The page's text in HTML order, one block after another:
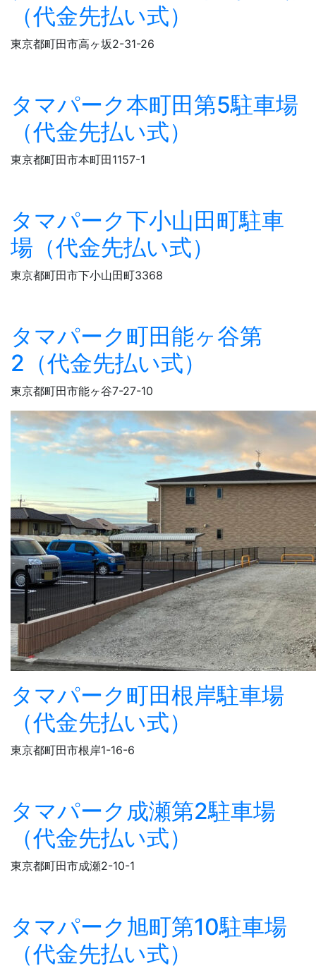
（代金先払い式）
東京都町田市高ヶ坂2-31-26
タマパーク本町田第5駐車場
（代金先払い式）
東京都町田市本町田1157-1
タマパーク下小山田町駐車
場（代金先払い式）
東京都町田市下小山田町3368
タマパーク町田能ヶ谷第
2（代金先払い式）
東京都町田市能ヶ谷7-27-10
タマパーク町田根岸駐車場
（代金先払い式）
東京都町田市根岸1-16-6
タマパーク成瀬第2駐車場
（代金先払い式）
東京都町田市成瀬2-10-1
タマパーク旭町第10駐車場
（代金先払い式）